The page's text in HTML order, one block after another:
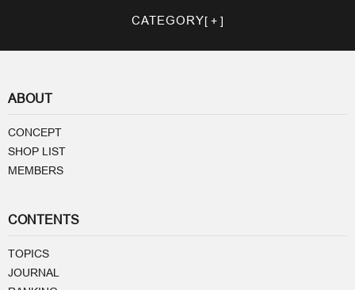
CATEGORY
ABOUT
CONCEPT
SHOP LIST
MEMBERS
CONTENTS
TOPICS
JOURNAL